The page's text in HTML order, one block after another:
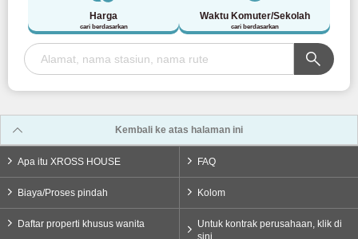
Kereta Listrik Keikyu
Jalur Utama Keikyu (65)
Jalur Keikyu Daishi (6)
Kereta Api Tobu
Harga
cari berdasarkan
Waktu Komuter/Sekolah
cari berdasarkan
Kembali ke atas halaman ini
Apa itu XROSS HOUSE FAQ
Biaya/Proses pindah Kolom
Daftar properti khusus wanita
Untuk kontrak perusahaan, klik di
sini